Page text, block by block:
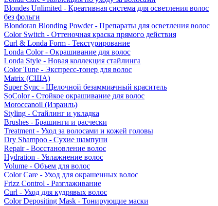
Blondes Unlimited - Креативная система для осветления волос
без фольги
Blondoran Blonding Powder - Препараты для осветления волос
Color Switch - Оттеночная краска прямого действия
Curl & Londa Form - Текстурирование
Londa Color - Окрашивание для волос
Londa Style - Новая коллекция стайлинга
Color Tune - Экспресс-тонер для волос
Matrix (США)
Super Sync - Щелочной безаммиачный краситель
SoColor - Стойкое окрашивание для волос
Moroccanoil (Израиль)
Styling - Стайлинг и укладка
Brushes - Брашинги и расчески
Treatment - Уход за волосами и кожей головы
Dry Shampoo - Сухие шампуни
Repair - Восстановление волос
Hydration - Увлажнение волос
Volume - Объем для волос
Color Care - Уход для окрашенных волос
Frizz Control - Разглаживание
Curl - Уход для кудрявых волос
Color Depositing Mask - Тонирующие маски